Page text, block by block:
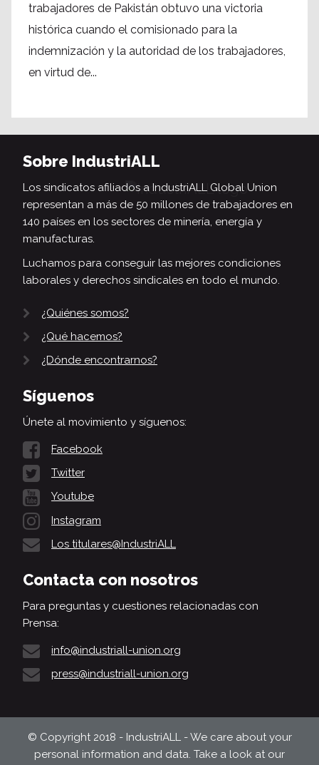
trabajadores de Pakistán obtuvo una victoria
histórica cuando el comisionado para la
indemnización y la autoridad de los trabajadores,
en virtud de...
Sobre IndustriALL
Los sindicatos afiliados a IndustriALL Global Union
representan a más de 50 millones de trabajadores en
140 países en los sectores de minería, energía y
manufacturas.
Luchamos para conseguir las mejores condiciones
laborales y derechos sindicales en todo el mundo.
¿Quiénes somos?
¿Qué hacemos?
¿Dónde encontrarnos?
Síguenos
Únete al movimiento y síguenos:
Facebook
Twitter
Youtube
Instagram
Los titulares@IndustriALL
Contacta con nosotros
Para preguntas y cuestiones relacionadas con
Prensa:
info@industriall-union.org
press@industriall-union.org
© Copyright 2018 - IndustriALL - We care about your
personal information and data. Take a look at our